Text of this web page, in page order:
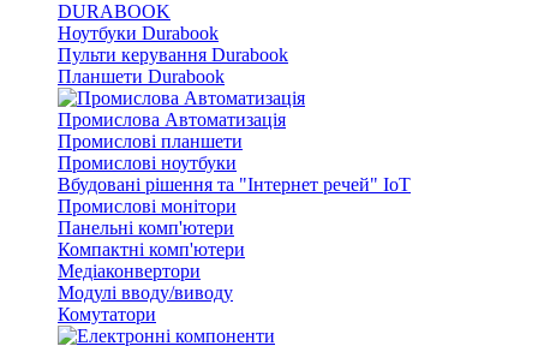
DURABOOK
Ноутбуки Durabook
Пульти керування Durabook
Планшети Durabook
Промислова Автоматизація
Промислові планшети
Промислові ноутбуки
Вбудовані рішення та "Інтернет речей" IoT
Промислові монітори
Панельні комп'ютери
Компактні комп'ютери
Медіаконвертори
Модулі вводу/виводу
Комутатори